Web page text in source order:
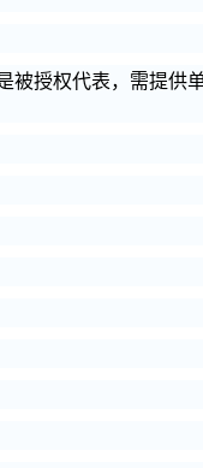
被授权代表，需提供